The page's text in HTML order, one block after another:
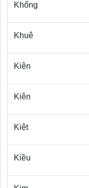
Khổng
Khuê
Kiện
Kiên
Kiệt
Kiều